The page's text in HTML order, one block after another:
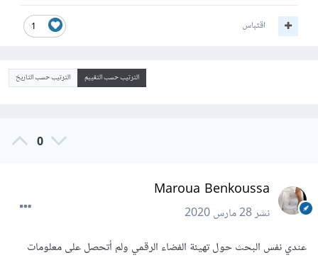
1 اقتباس
الترتيب حسب التقييم الترتيب حسب التاريخ
0
Maroua Benkoussa
نشر28 مارس 2020
عندي نفس البحث حول تهيئة الفضاء الرقمي ولم أتحصل على معلومات